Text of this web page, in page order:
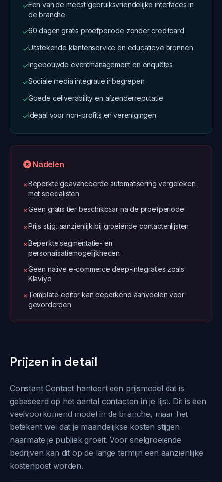
✓Een van de meest gebruiksvriendelijke interfaces in
de branche
✓60 dagen gratis proefperiode zonder creditcard
✓Uitstekende klantenservice en educatieve bronnen
✓Ingebouwde eventmanagement en enquêtes
✓Sociale media integratie inbegrepen
✓Goede deliverability en afzenderreputatie
✓Ideaal voor non-profits en verenigingen
Nadelen
✗Beperkte geavanceerde automatisering vergeleken
met specialisten
✗Geen gratis tier beschikbaar na de proefperiode
✗Prijs stijgt aanzienlijk bij groeiende contactenlijsten
✗Beperkte segmentatie- en
personalisatiemogelijkheden
✗Geen native e-commerce deep-integraties zoals
Klaviyo
✗Template-editor kan beperkend aanvoelen voor
gevorderden
Prijzen in detail
Constant Contact hanteert een prijsmodel dat is
gebaseerd op het aantal contacten in je lijst. Dit is een
veelvoorkomend model in de branche, maar het
betekent wel dat je maandelijkse kosten stijgen
naarmate je publiek groeit. Voor snelgroeiende
bedrijven kan dit op de lange termijn een aanzienlijke
kostenpost worden.